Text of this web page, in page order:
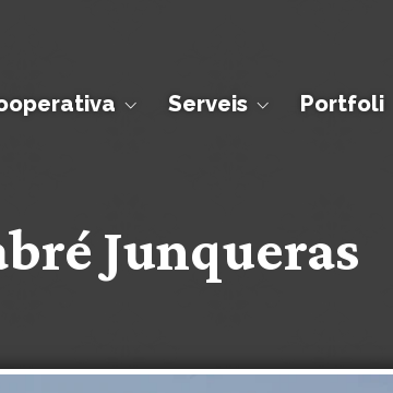
Serveis Portfoli
Junqueras